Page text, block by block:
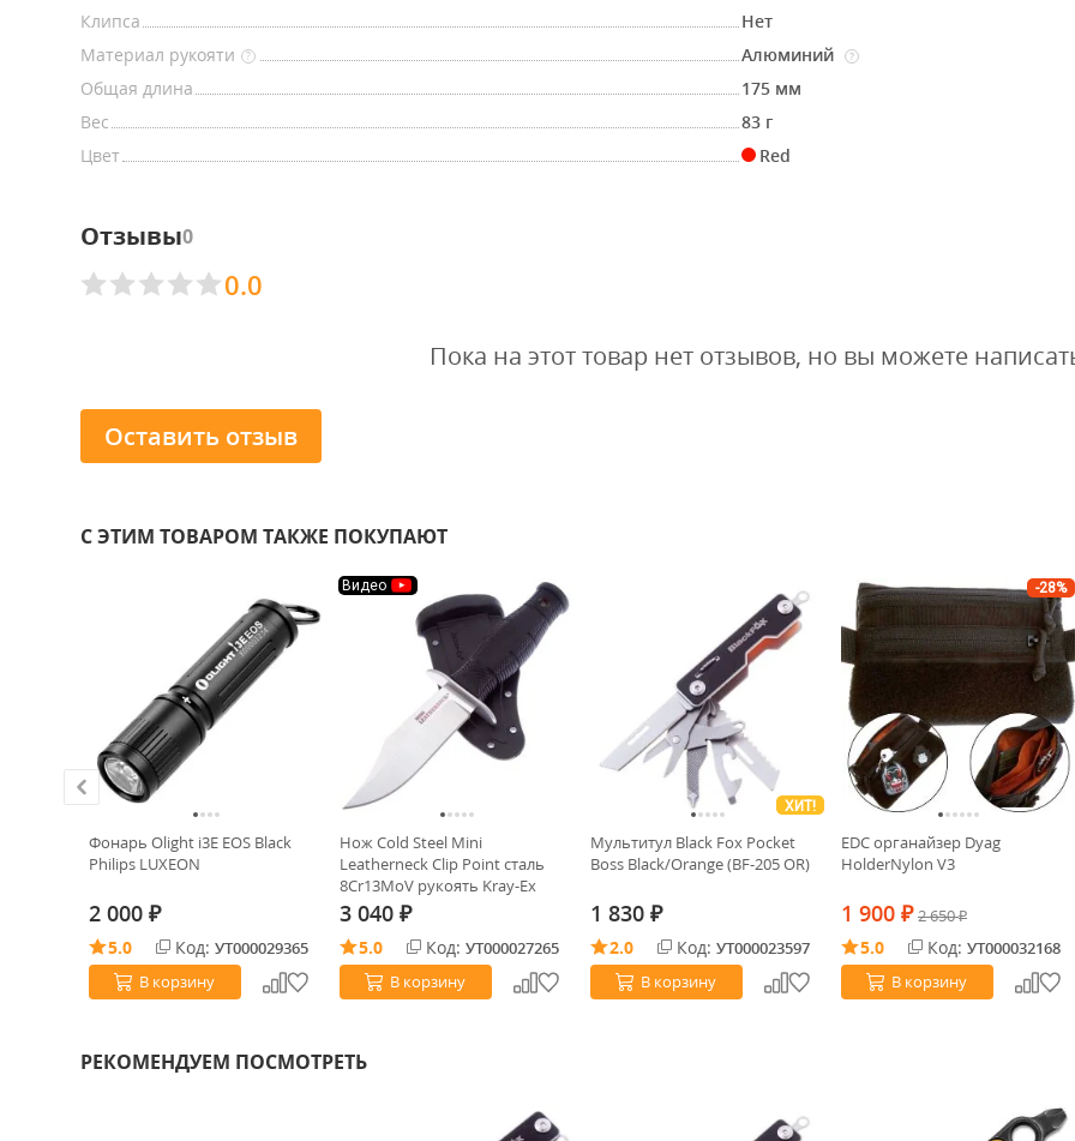
Клипса
Нет
Материал рукояти
? Алюминий ?
Общая длина
175 мм
Вес
83 г
Цвет
Red
Отзывы0
0.0
Пока на этот товар нет отзывов, но вы можете
Оставить отзыв
С ЭТИМ ТОВАРОМ ТАКЖЕ ПОКУПАЮТ
Фонарь Olight i3E EOS Black
Philips LUXEON
2 000 ₽
5.0 Код: УТ000029365
В корзину
Видео
Нож Cold Steel Mini
Leatherneck Clip Point сталь
8Cr13MoV рукоять Kray-Ex
(39LSAB)
3 040 ₽
5.0 Код: УТ000027265
В корзину
ХИТ!
Мультитул Black Fox Pocket
Boss Black/Orange (BF-205 OR)
1 830 ₽
2.0 Код: УТ000023597
В корзину
-28%
EDC органайзер Dyag
HolderNylon V3
1 900 ₽ 2 650₽
5.0 Код: УТ000032168
В корзину
РЕКОМЕНДУЕМ ПОСМОТРЕТЬ